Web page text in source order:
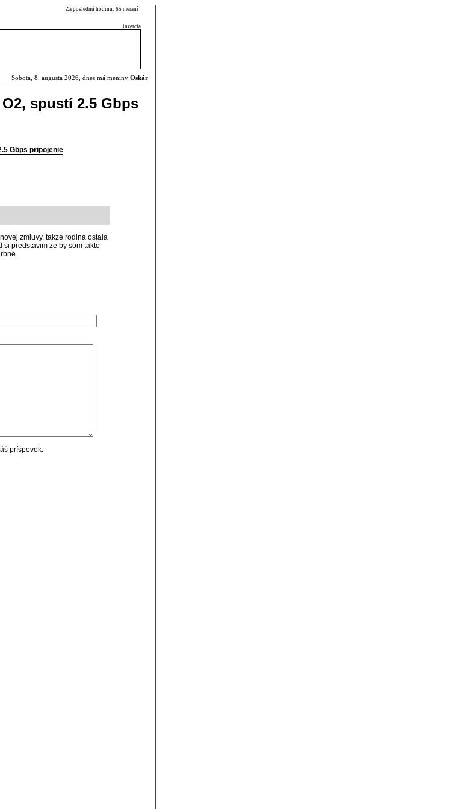
Za poslednú hodinu: 65 meraní
inzercia
Sobota, 8. augusta 2026, dnes má meniny Oskár
spustí 2.5 Gbps
Gbps pripojenie
zmluvy, takze rodina ostala
si predstavim ze by som takto
príspevok.